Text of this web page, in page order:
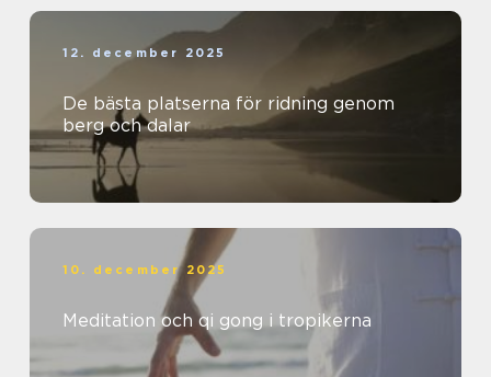
12. december 2025
De bästa platserna för ridning genom
berg och dalar
10. december 2025
Meditation och qi gong i tropikerna